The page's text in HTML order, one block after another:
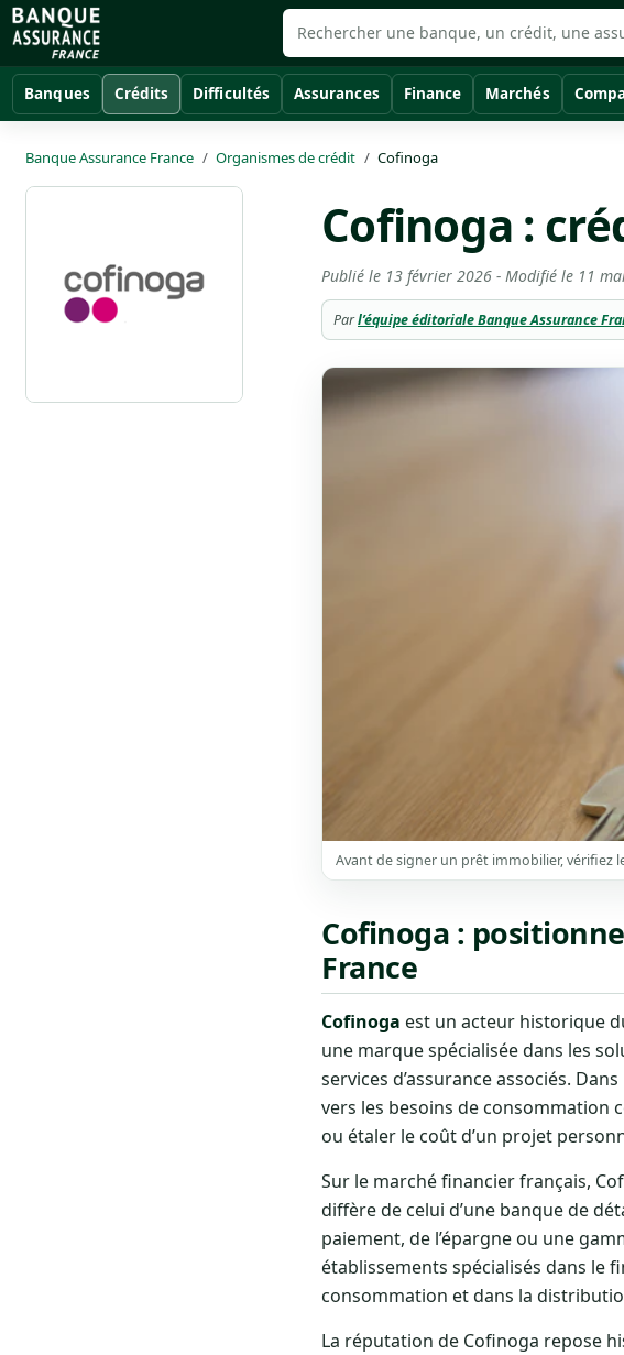
Banques Crédits Difficultés Assurances Finance Marchés
Banque Assurance France Organismes de crédit Cofinoga
Cofinoga :
Publié le 13 février 2026 - Modifié le 11
Parl’équipe éditoriale Banque Assurance
Avant de signer un prêt immobilier, vérifiez
Cofinoga :
France
Cofinoga est un acteur historique
une marque spécialisée dans les
services d’assurance associés. Dans
vers les besoins de consommation
ou étaler le coût d’un projet
Sur le marché financier français,
diffère de celui d’une banque de
paiement, de l’épargne ou une
établissements spécialisés dans le
consommation et dans la
La réputation de Cofinoga repose